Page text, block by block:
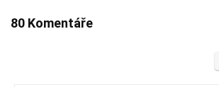
80 Komentáře